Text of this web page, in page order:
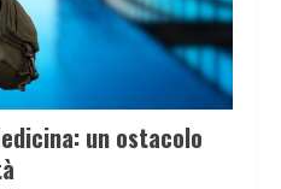
un ostacolo